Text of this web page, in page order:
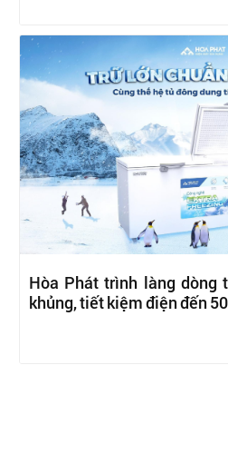
Hòa Phát trình làng dòng
khủng, tiết kiệm điện đến